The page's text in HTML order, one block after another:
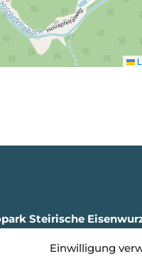
Einwilligung
Steirische
35